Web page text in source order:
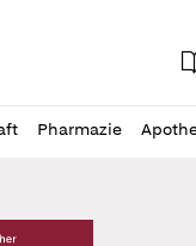
Apotheker
Pharmazie
Verlag Logo